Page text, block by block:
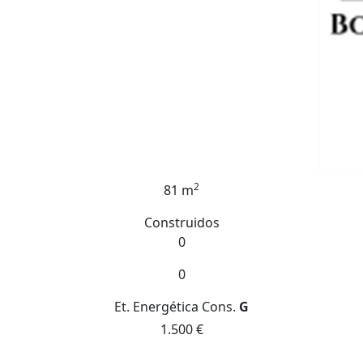
81 m2
Construidos
0
0
Et. Energética Cons. G
1.500 €